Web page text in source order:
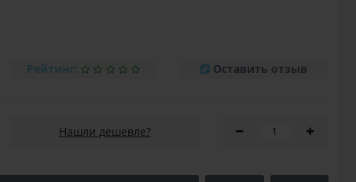
Рейтинг: Оставить отзыв
Нашли дешевле?